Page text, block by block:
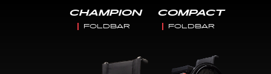
CHAMPION
FOLDBAR
COMPACT
FOLDBAR